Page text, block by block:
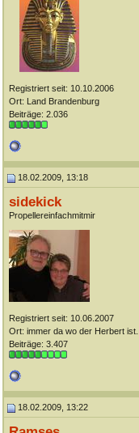
Registriert seit: 10.10.2006
Ort: Land Brandenburg
Beiträge: 2.036
18.02.2009, 13:18
sidekick
Propellereinfachmitmir
Registriert seit: 10.06.2007
Ort: immer da wo der Herbert ist...
Beiträge: 3.407
18.02.2009, 13:22